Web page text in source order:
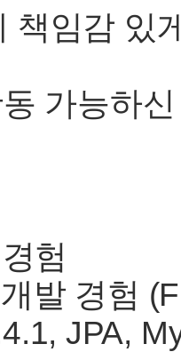
책임감 있
가능하
험
발 경험
JPA,